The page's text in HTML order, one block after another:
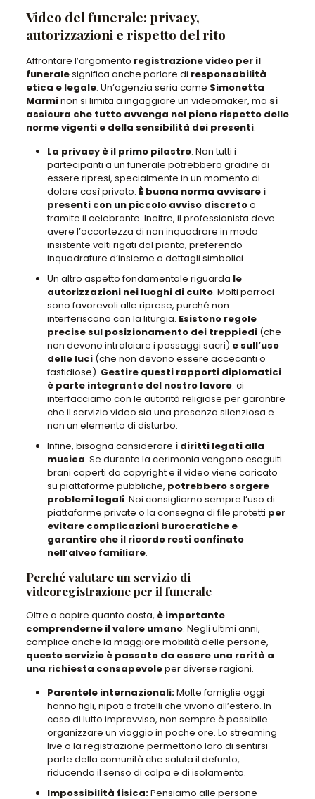
Video del funerale: privacy,
autorizzazioni e rispetto del rito
Affrontare l’argomento registrazione video per il
funeralesignifica anche parlare di responsabilità
etica e legale. Un’agenzia seria come Simonetta
Marminon si limita a ingaggiare un videomaker, ma si
assicura che tutto avvenga nel pieno rispetto delle
norme vigenti e della sensibilità dei presenti.
La privacy è il primo pilastro. Non tutti i
partecipanti a un funerale potrebbero gradire di
essere ripresi, specialmente in un momento di
dolore così privato. È buona norma avvisare i
presenti con un piccolo avviso discretoo
tramite il celebrante. Inoltre, il professionista deve
avere l’accortezza di non inquadrare in modo
insistente volti rigati dal pianto, preferendo
inquadrature d’insieme o dettagli simbolici.
Un altro aspetto fondamentale riguarda le
autorizzazioni nei luoghi di culto. Molti parroci
sono favorevoli alle riprese, purché non
interferiscano con la liturgia. Esistono regole
precise sul posizionamento dei treppiedi (che
non devono intralciare i passaggi sacri) e sull’uso
delle luci(che non devono essere accecanti o
fastidiose). Gestire questi rapporti diplomatici
è parte integrante del nostro lavoro: ci
interfacciamo con le autorità religiose per garantire
che il servizio video sia una presenza silenziosa e
non un elemento di disturbo.
Infine, bisogna considerare i diritti legati alla
musica. Se durante la cerimonia vengono eseguiti
brani coperti da copyright e il video viene caricato
su piattaforme pubbliche, potrebbero sorgere
problemi legali. Noi consigliamo sempre l’uso di
piattaforme private o la consegna di file protetti per
evitare complicazioni burocratiche e
garantire che il ricordo resti confinato
nell’alveo familiare.
Perché valutare un servizio di
videoregistrazione per il funerale
Oltre a capire quanto costa, è importante
comprenderne il valore umano. Negli ultimi anni,
complice anche la maggiore mobilità delle persone,
questo servizio è passato da essere una rarità a
una richiesta consapevoleper diverse ragioni.
Parentele internazionali:Molte famiglie oggi
hanno figli, nipoti o fratelli che vivono all’estero. In
caso di lutto improvviso, non sempre è possibile
organizzare un viaggio in poche ore. Lo streaming
live o la registrazione permettono loro di sentirsi
parte della comunità che saluta il defunto,
riducendo il senso di colpa e di isolamento.
Impossibilità fisica:Pensiamo alle persone